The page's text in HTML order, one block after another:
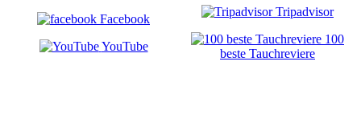
Facebook
YouTube
Tripadvisor
100
beste Tauchreviere